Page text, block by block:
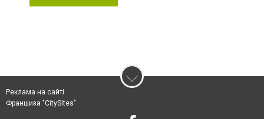
Реклама на сайті
Франшиза "CitySites"